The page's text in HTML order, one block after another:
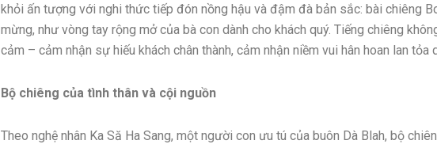
khỏi ấn tượng với nghi thức tiếp đón nồng hậu và đậm đà bản sắc: bài chiêng
mừng, như vòng tay rộng mở của bà con dành cho khách quý. Tiếng chiêng
cảm – cảm nhận sự hiếu khách chân thành, cảm nhận niềm vui hân hoan lan tỏa
Bộ chiêng của tình thân và cội nguồn
Theo nghệ nhân Ka Să Ha Sang, một người con ưu tú của buôn Dà Blah, bộ